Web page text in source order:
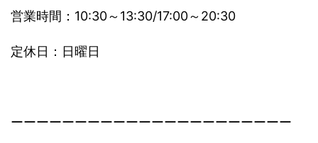
営業時間：10:30～13:30/17:00～20:30
定休日：日曜日
ーーーーーーーーーーーーーーーーーーーーーー